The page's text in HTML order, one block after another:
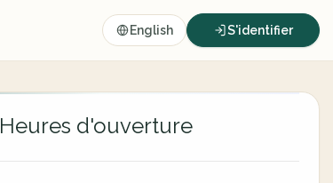
English S'identifier
Heures d'ouverture